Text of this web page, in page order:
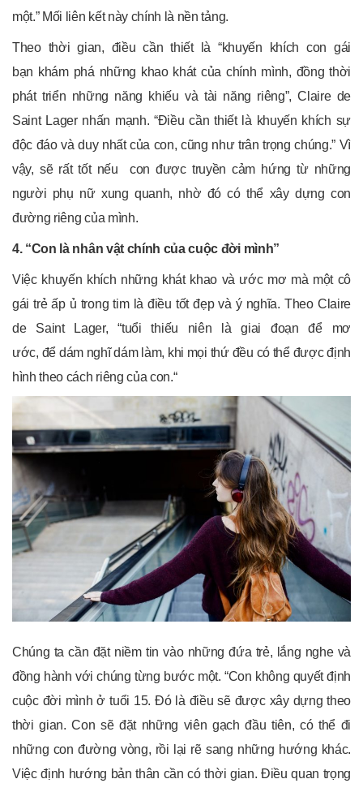
một.” Mối liên kết này chính là nền tảng.
Theo thời gian, điều cần thiết là “khuyến khích con gái
bạn khám phá những khao khát của chính mình, đồng thời
phát triển những năng khiếu và tài năng riêng”, Claire de
Saint Lager nhấn mạnh. “Điều cần thiết là khuyến khích sự
độc đáo và duy nhất của con, cũng như trân trọng chúng.” Vì
vậy, sẽ rất tốt nếu con được truyền cảm hứng từ những
người phụ nữ xung quanh, nhờ đó có thể xây dựng con
đường riêng của mình.
4. “Con là nhân vật chính của cuộc đời mình”
Việc khuyến khích những khát khao và ước mơ mà một cô
gái trẻ ấp ủ trong tim là điều tốt đẹp và ý nghĩa. Theo Claire
de Saint Lager, “tuổi thiếu niên là giai đoạn để mơ
ước, để dám nghĩ dám làm, khi mọi thứ đều có thể được định
hình theo cách riêng của con.“
Chúng ta cần đặt niềm tin vào những đứa trẻ, lắng nghe và
đồng hành với chúng từng bước một. “Con không quyết định
cuộc đời mình ở tuổi 15. Đó là điều sẽ được xây dựng theo
thời gian. Con sẽ đặt những viên gạch đầu tiên, có thể đi
những con đường vòng, rồi lại rẽ sang những hướng khác.
Việc định hướng bản thân cần có thời gian. Điều quan trọng